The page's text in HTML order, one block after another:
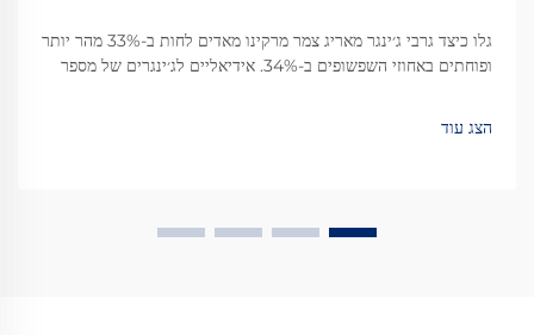
גלו כיצד גרבי ג׳ינגר מאריג צמר מרקינו מאדים לחות ב-33% מהר יותר
ופוחתים באחוזי השפשופים ב-34%. אידיאליים לג׳ינגרים של מספר
הצג עוד